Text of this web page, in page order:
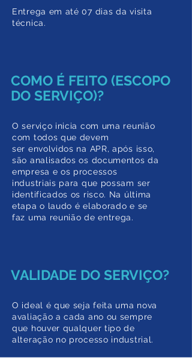
Entrega em até 07 dias da visita
técnica.
COMO É FEITO (ESCOPO
DO SERVIÇO)?
O serviço inicia com uma reunião
com todos que devem
ser envolvidos na APR, após isso,
são analisados os documentos da
empresa e os processos
industriais para que possam ser
identificados os risco. Na última
etapa o laudo é elaborado e se
faz uma reunião de entrega.
VALIDADE DO SERVIÇO?
O ideal é que seja feita uma nova
avaliação a cada ano ou sempre
que houver qualquer tipo de
alteração no processo industrial.